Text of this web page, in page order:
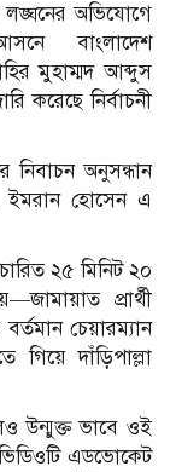
লঙ্ঘনের অভিযোগে
বাংলাদেশ
মুহাম্মদ আব্দুস
করেছে নির্বাচনী
নিবাচন অনুসন্ধান
ইমরান হোসেন এ
২৫ মিনিট ২০
প্রার্থী
চেয়ারম্যান
দাঁড়িপাল্লা
উন্মুক্ত ভাবে ওই
ভিডিওটি এডভোকেট